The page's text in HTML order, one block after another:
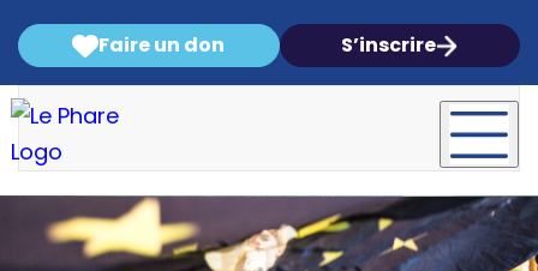
Faire un don S’inscrire